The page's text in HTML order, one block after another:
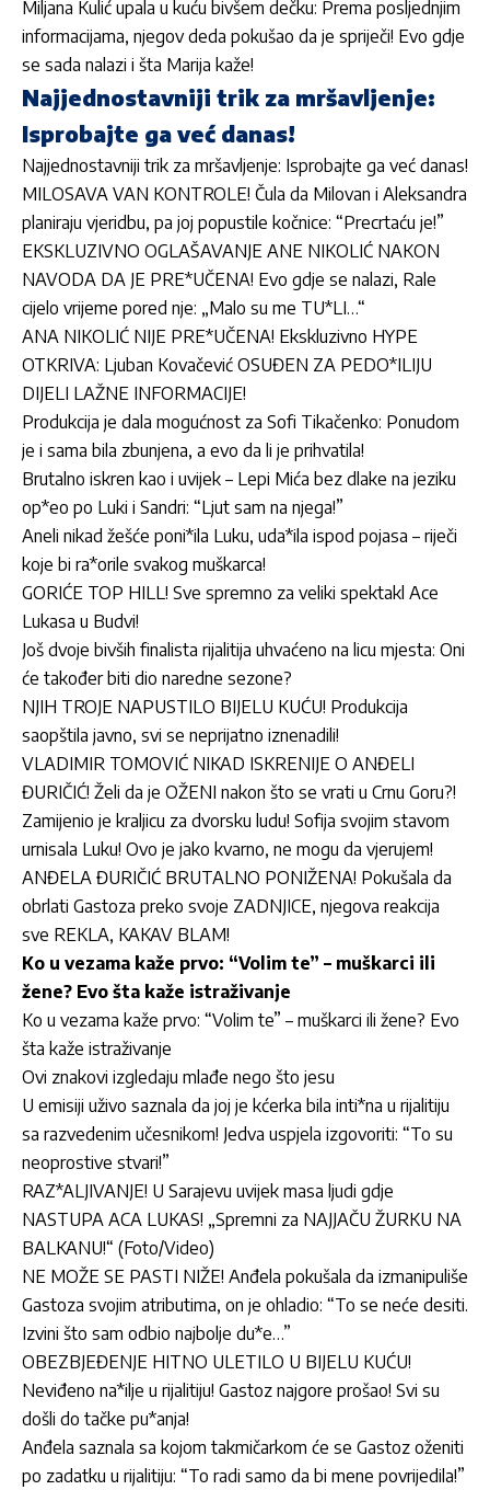
Miljana Kulić upala u kuću bivšem dečku: Prema posljednjim
informacijama, njegov deda pokušao da je spriječi! Evo gdje
se sada nalazi i šta Marija kaže!
Najjednostavniji trik za mršavljenje:
Isprobajte ga već danas!
Najjednostavniji trik za mršavljenje: Isprobajte ga već danas!
MILOSAVA VAN KONTROLE! Čula da Milovan i Aleksandra
planiraju vjeridbu, pa joj popustile kočnice: “Precrtaću je!”
EKSKLUZIVNO OGLAŠAVANJE ANE NIKOLIĆ NAKON
NAVODA DA JE PRE*UČENA! Evo gdje se nalazi, Rale
cijelo vrijeme pored nje: „Malo su me TU*LI…“
ANA NIKOLIĆ NIJE PRE*UČENA! Ekskluzivno HYPE
OTKRIVA: Ljuban Kovačević OSUĐEN ZA PEDO*ILIJU
DIJELI LAŽNE INFORMACIJE!
Produkcija je dala mogućnost za Sofi Tikačenko: Ponudom
je i sama bila zbunjena, a evo da li je prihvatila!
Brutalno iskren kao i uvijek – Lepi Mića bez dlake na jeziku
op*eo po Luki i Sandri: “Ljut sam na njega!”
Aneli nikad žešće poni*ila Luku, uda*ila ispod pojasa – riječi
koje bi ra*orile svakog muškarca!
GORIĆE TOP HILL! Sve spremno za veliki spektakl Ace
Lukasa u Budvi!
Još dvoje bivših finalista rijalitija uhvaćeno na licu mjesta: Oni
će također biti dio naredne sezone?
NJIH TROJE NAPUSTILO BIJELU KUĆU! Produkcija
saopštila javno, svi se neprijatno iznenadili!
VLADIMIR TOMOVIĆ NIKAD ISKRENIJE O ANĐELI
ĐURIČIĆ! Želi da je OŽENI nakon što se vrati u Crnu Goru?!
Zamijenio je kraljicu za dvorsku ludu! Sofija svojim stavom
urnisala Luku! Ovo je jako kvarno, ne mogu da vjerujem!
ANĐELA ĐURIČIĆ BRUTALNO PONIŽENA! Pokušala da
obrlati Gastoza preko svoje ZADNJICE, njegova reakcija
sve REKLA, KAKAV BLAM!
Ko u vezama kaže prvo: “Volim te” – muškarci ili
žene? Evo šta kaže istraživanje
Ko u vezama kaže prvo: “Volim te” – muškarci ili žene? Evo
šta kaže istraživanje
Ovi znakovi izgledaju mlađe nego što jesu
U emisiji uživo saznala da joj je kćerka bila inti*na u rijalitiju
sa razvedenim učesnikom! Jedva uspjela izgovoriti: “To su
neoprostive stvari!”
RAZ*ALJIVANJE! U Sarajevu uvijek masa ljudi gdje
NASTUPA ACA LUKAS! „Spremni za NAJJAČU ŽURKU NA
BALKANU!“ (Foto/Video)
NE MOŽE SE PASTI NIŽE! Anđela pokušala da izmanipuliše
Gastoza svojim atributima, on je ohladio: “To se neće desiti.
Izvini što sam odbio najbolje du*e…”
OBEZBJEĐENJE HITNO ULETILO U BIJELU KUĆU!
Neviđeno na*ilje u rijalitiju! Gastoz najgore prošao! Svi su
došli do tačke pu*anja!
Anđela saznala sa kojom takmičarkom će se Gastoz oženiti
po zadatku u rijalitiju: “To radi samo da bi mene povrijedila!”